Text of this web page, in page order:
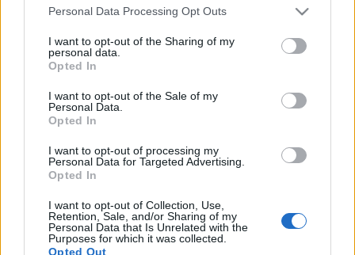
Please note that this website/app uses one or more Google
not limited to your visit or usage behaviour. You may click to
grant or deny consent to Google and its third-party tags to
use your data for below specified purposes in below Google
consent section.
Personal Data Processing Opt Outs
I want to opt-out of the Sharing of my
personal data.
Opted In
I want to opt-out of the Sale of my
Personal Data.
Opted In
I want to opt-out of processing my
Personal Data for Targeted Advertising.
Opted In
I want to opt-out of Collection, Use,
Retention, Sale, and/or Sharing of my
Personal Data that Is Unrelated with the
Purposes for which it was collected.
Opted Out